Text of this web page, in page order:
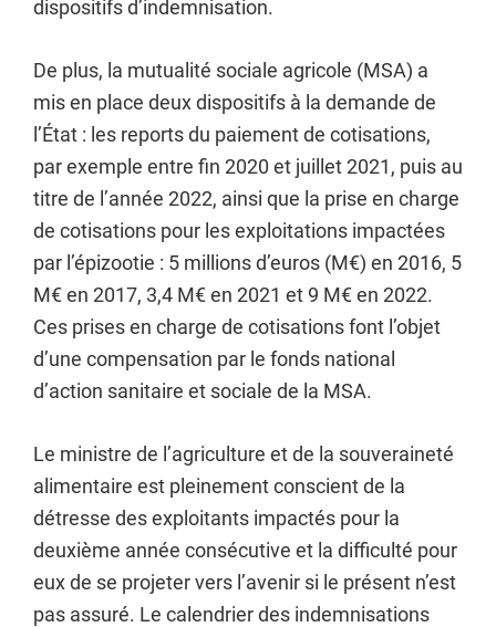
dispositifs d’indemnisation.
De plus, la mutualité sociale agricole (MSA) a
mis en place deux dispositifs à la demande de
l’État : les reports du paiement de cotisations,
par exemple entre fin 2020 et juillet 2021, puis au
titre de l’année 2022, ainsi que la prise en charge
de cotisations pour les exploitations impactées
par l’épizootie : 5 millions d’euros (M€) en 2016, 5
M€ en 2017, 3,4 M€ en 2021 et 9 M€ en 2022.
Ces prises en charge de cotisations font l’objet
d’une compensation par le fonds national
d’action sanitaire et sociale de la MSA.
Le ministre de l’agriculture et de la souveraineté
alimentaire est pleinement conscient de la
détresse des exploitants impactés pour la
deuxième année consécutive et la difficulté pour
eux de se projeter vers l’avenir si le présent n’est
pas assuré. Le calendrier des indemnisations